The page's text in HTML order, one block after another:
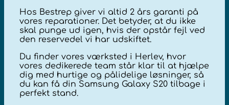
Hos Bestrep giver vi altid 2 års garanti på
vores reparationer. Det betyder, at du ikke
skal punge ud igen, hvis der opstår fejl ved
den reservedel vi har udskiftet.
Du finder vores værksted i Herlev, hvor
vores dedikerede team står klar til at hjælpe
dig med hurtige og pålidelige løsninger, så
du kan få din Samsung Galaxy S20 tilbage i
perfekt stand.